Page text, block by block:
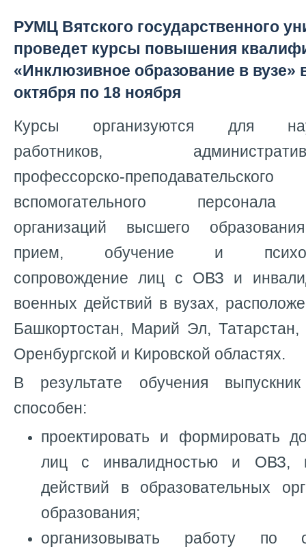
РУМЦ Вятского государственного
проведет курсы повышения
«Инклюзивное образование в вузе»
октября по 18 ноября
Курсы организуются для
работников, административно-
профессорско-
вспомогательного персонала
организаций высшего
прием, обучение и
сопровождение лиц с ОВЗ и
военных действий в вузах,
Башкортостан, Марий Эл,
Оренбургской и Кировской областях.
В результате обучения
способен:
проектировать и формировать
лиц с инвалидностью и ОВЗ,
действий в образовательных
образования;
организовывать работу